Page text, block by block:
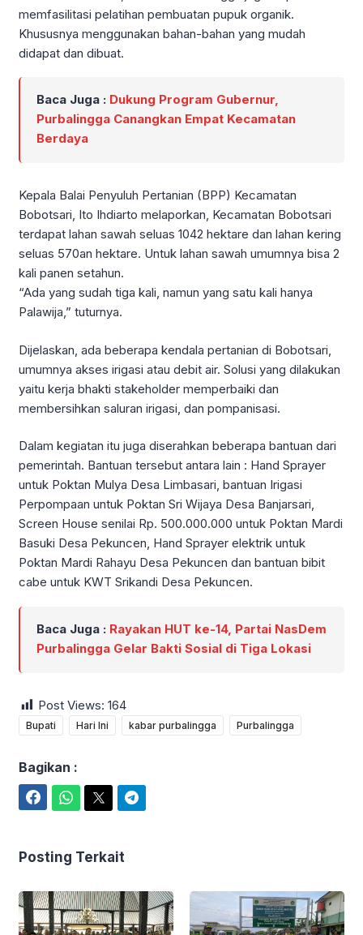
memfasilitasi pelatihan pembuatan pupuk organik.
Khususnya menggunakan bahan-bahan yang mudah
didapat dan dibuat.
Baca Juga : Dukung Program Gubernur,
Purbalingga Canangkan Empat Kecamatan
Berdaya
Kepala Balai Penyuluh Pertanian (BPP) Kecamatan
Bobotsari, Ito Ihdiarto melaporkan, Kecamatan Bobotsari
terdapat lahan sawah seluas 1042 hektare dan lahan kering
seluas 570an hektare. Untuk lahan sawah umumnya bisa 2
kali panen setahun.
“Ada yang sudah tiga kali, namun yang satu kali hanya
Palawija,” tuturnya.
Dijelaskan, ada beberapa kendala pertanian di Bobotsari,
umumnya akses irigasi atau debit air. Solusi yang dilakukan
yaitu kerja bhakti stakeholder memperbaiki dan
membersihkan saluran irigasi, dan pompanisasi.
Dalam kegiatan itu juga diserahkan beberapa bantuan dari
pemerintah. Bantuan tersebut antara lain : Hand Sprayer
untuk Poktan Mulya Desa Limbasari, bantuan Irigasi
Perpompaan untuk Poktan Sri Wijaya Desa Banjarsari,
Screen House senilai Rp. 500.000.000 untuk Poktan Mardi
Basuki Desa Pekuncen, Hand Sprayer elektrik untuk
Poktan Mardi Rahayu Desa Pekuncen dan bantuan bibit
cabe untuk KWT Srikandi Desa Pekuncen.
Baca Juga : Rayakan HUT ke-14, Partai NasDem
Purbalingga Gelar Bakti Sosial di Tiga Lokasi
Post Views: 164
Bupati Hari Ini kabar purbalingga Purbalingga
Bagikan :
Posting Terkait